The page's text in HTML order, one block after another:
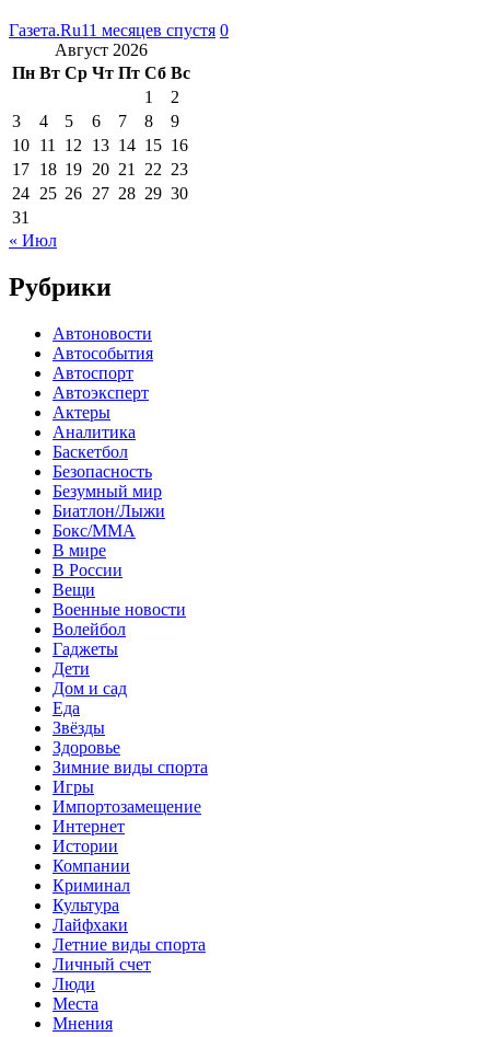
Газета.Ru11 месяцев спустя 0
Август 2026
Пн Вт Ср Чт Пт Сб Вс
1
2
3
4 5 6 7 8
9
10 11 12 13 14 15 16
17 18 19 20 21 22 23
24 25 26 27 28 29 30
31
« Июл
Рубрики
Автоновости
Автособытия
Автоспорт
Автоэксперт
Актеры
Аналитика
Баскетбол
Безопасность
Безумный мир
Биатлон/Лыжи
Бокс/MMA
В мире
В России
Вещи
Военные новости
Волейбол
Гаджеты
Дети
Дом и сад
Еда
Звёзды
Здоровье
Зимние виды спорта
Игры
Импортозамещение
Интернет
Истории
Компании
Криминал
Культура
Лайфхаки
Летние виды спорта
Личный счет
Люди
Места
Мнения